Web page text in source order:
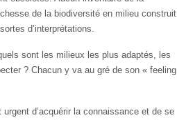
de la biodiversité en milieu construit
d’interprétations.
sont les milieux les plus adaptés, les
? Chacun y va au gré de son « feeling
d’acquérir la connaissance et de se